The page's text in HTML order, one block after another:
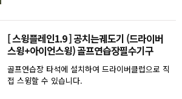
[ 스윙플레인1.9 ] 공치는궤도기 (드라이버
스윙+아이언스윙) 골프연습장필수기구
골프연습장 타석에 설치하여 드라이버클럽으로 직
접 스윙할 수 있습니다.